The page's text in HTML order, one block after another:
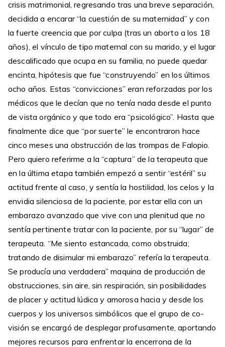
crisis matrimonial, regresando tras una breve separación,
decidida a encarar “la cuestión de su maternidad” y con
la fuerte creencia que por culpa (tras un aborto a los 18
años), el vínculo de tipo maternal con su marido, y el lugar
descalificado que ocupa en su familia, no puede quedar
encinta, hipótesis que fue “construyendo” en los últimos
ocho años. Estas “convicciones” eran reforzadas por los
médicos que le decían que no tenía nada desde el punto
de vista orgánico y que todo era “psicológico”. Hasta que
finalmente dice que “por suerte” le encontraron hace
cinco meses una obstrucción de las trompas de Falopio.
Pero quiero referirme a la “captura” de la terapeuta que
en la última etapa también empezó a sentir “estéril” su
actitud frente al caso, y sentía la hostilidad, los celos y la
envidia silenciosa de la paciente, por estar ella con un
embarazo avanzado que vive con una plenitud que no
sentía pertinente tratar con la paciente, por su “lugar” de
terapeuta. “Me siento estancada, como obstruida;
tratando de disimular mi embarazo” refería la terapeuta.
Se producía una verdadera” maquina de producción de
obstrucciones, sin aire, sin respiración, sin posibilidades
de placer y actitud lúdica y amorosa hacia y desde los
cuerpos y los universos simbólicos que el grupo de co-
visión se encargó de desplegar profusamente, aportando
mejores recursos para enfrentar la encerrona de la